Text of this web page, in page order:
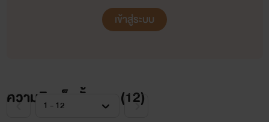
เข้าสู่ระบบ
ความคิดเห็นทั้งหมด (12)